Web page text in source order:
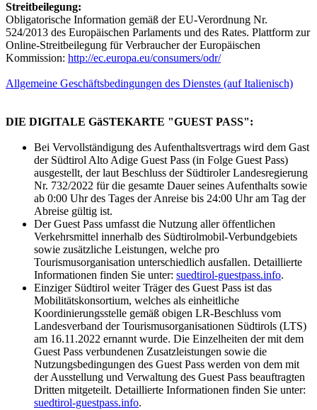
Streitbeilegung:
Obligatorische Information gemäß der EU-Verordnung Nr.
524/2013 des Europäischen Parlaments und des Rates. Plattform zur
Online-Streitbeilegung für Verbraucher der Europäischen
Kommission: http://ec.europa.eu/consumers/odr/
Allgemeine Geschäftsbedingungen des Dienstes (auf Italienisch)
DIE DIGITALE GäSTEKARTE "GUEST PASS":
Bei Vervollständigung des Aufenthaltsvertrags wird dem Gast
der Südtirol Alto Adige Guest Pass (in Folge Guest Pass)
ausgestellt, der laut Beschluss der Südtiroler Landesregierung
Nr. 732/2022 für die gesamte Dauer seines Aufenthalts sowie
ab 0:00 Uhr des Tages der Anreise bis 24:00 Uhr am Tag der
Abreise gültig ist.
Der Guest Pass umfasst die Nutzung aller öffentlichen
Verkehrsmittel innerhalb des Südtirolmobil-Verbundgebiets
sowie zusätzliche Leistungen, welche pro
Tourismusorganisation unterschiedlich ausfallen. Detaillierte
Informationen finden Sie unter: suedtirol-guestpass.info.
Einziger Südtirol weiter Träger des Guest Pass ist das
Mobilitätskonsortium, welches als einheitliche
Koordinierungsstelle gemäß obigen LR-Beschluss vom
Landesverband der Tourismusorganisationen Südtirols (LTS)
am 16.11.2022 ernannt wurde. Die Einzelheiten der mit dem
Guest Pass verbundenen Zusatzleistungen sowie die
Nutzungsbedingungen des Guest Pass werden von dem mit
der Ausstellung und Verwaltung des Guest Pass beauftragten
Dritten mitgeteilt. Detaillierte Informationen finden Sie unter:
suedtirol-guestpass.info.